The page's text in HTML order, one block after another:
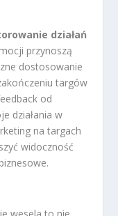
działań
przynoszą
dostosowanie
targów
od
działania w
na targach
widoczność